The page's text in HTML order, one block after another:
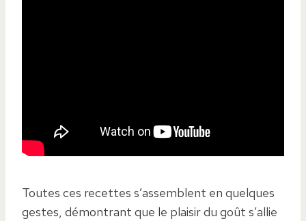
Toutes ces recettes s’assemblent en quelques
gestes, démontrant que le plaisir du goût s’allie